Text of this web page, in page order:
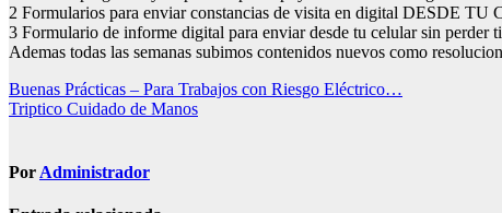
2 Formularios para enviar constancias de visita en digital DESDE
3 Formulario de informe digital para enviar desde tu celular sin perder
Ademas todas las semanas subimos contenidos nuevos como
Navegación
de
Buenas Prácticas – Para Trabajos con Riesgo Eléctrico…
Triptico Cuidado de Manos
Por Administrador